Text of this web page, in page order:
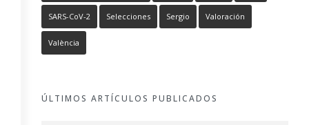
SARS-CoV-2 Selecciones Sergio Valoración
València
ÚLTIMOS ARTÍCULOS PUBLICADOS